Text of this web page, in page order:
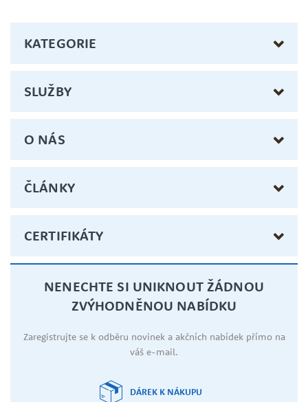
KATEGORIE
SLUŽBY
O NÁS
ČLÁNKY
CERTIFIKÁTY
NENECHTE SI UNIKNOUT ŽÁDNOU
ZVÝHODNĚNOU NABÍDKU
Zaregistrujte se k odběru novinek a akčních nabídek přímo na
váš e-mail.
DÁREK K NÁKUPU